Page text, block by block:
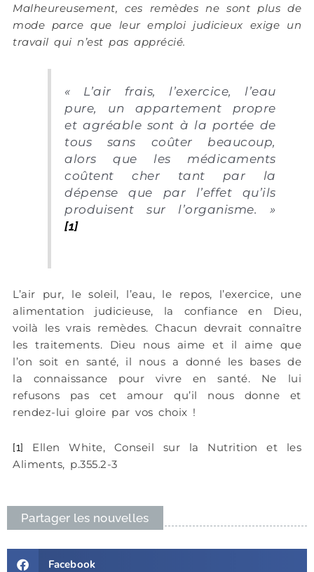
Malheureusement, ces remèdes ne sont plus de
mode parce que leur emploi judicieux exige un
travail qui n’est pas apprécié.
« L’air frais, l’exercice, l’eau
pure, un appartement propre
et agréable sont à la portée de
tous sans coûter beaucoup,
alors que les médicaments
coûtent cher tant par la
dépense que par l’effet qu’ils
produisent sur l’organisme. »
[1]
L’air pur, le soleil, l’eau, le repos, l’exercice, une
alimentation judicieuse, la confiance en Dieu,
voilà les vrais remèdes. Chacun devrait connaître
les traitements. Dieu nous aime et il aime que
l’on soit en santé, il nous a donné les bases de
la connaissance pour vivre en santé. Ne lui
refusons pas cet amour qu’il nous donne et
rendez-lui gloire par vos choix !
[1]
Ellen White, Conseil sur la Nutrition et les
Aliments, p.355.2-3
Partager les nouvelles
Facebook